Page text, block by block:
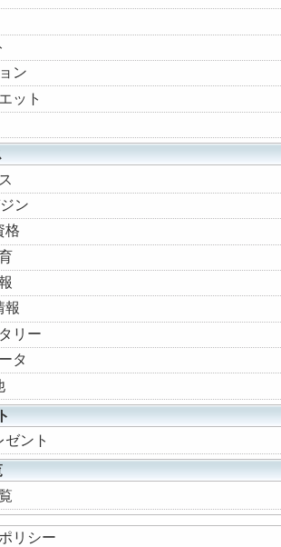
ン
ット
ン
格
報
リー
タ
ント
リシー